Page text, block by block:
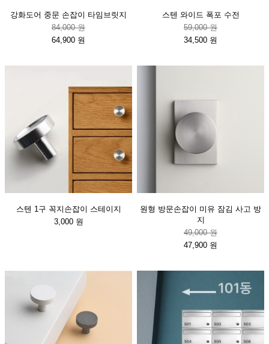
강화도어 중문 손잡이 타임브릿지
84,000 원
64,900 원
스텐 와이드 폭포 수전
59,000 원
34,500 원
스텐 1구 꼭지손잡이 스테이지
3,000 원
원형 방문손잡이 미유 잠김 사고 방
지
49,000 원
47,900 원